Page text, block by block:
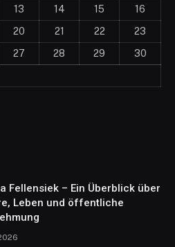
13 14 15
16
20 21 22
23
27 28 29
30
Fellensiek – Ein Überblick über
Leben und öffentliche